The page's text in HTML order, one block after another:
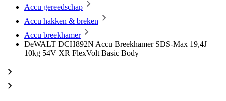
Accu gereedschap
Accu hakken & breken
Accu breekhamer
DeWALT DCH892N Accu Breekhamer SDS-Max 19,4J
10kg 54V XR FlexVolt Basic Body